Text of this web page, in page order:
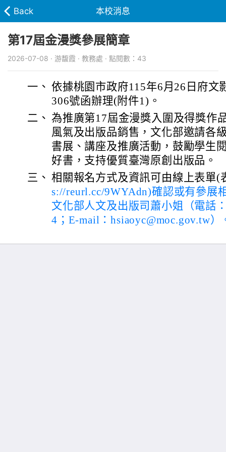
Back 本校消息
第17屆金漫獎參展簡章
2026-07-08 · 游馥霞 · 教務處 · 點閱數：43
一、 依據桃園市政府115年6月26日府文
306號函辦理(附件1)。
二、 為推廣第17屆金漫獎入圍及得獎作
風氣及出版品銷售，文化部邀請各
書展、講座及推廣活動，鼓勵學生
好書，支持優質臺灣原創出版品。
三、 相關報名方式及資訊可由線上表單(
s://reurl.cc/9WYAdn)確認或有參展
文化部人文及出版司蕭小姐（電話
4；E-mail：hsiaoyc@moc.gov.tw）